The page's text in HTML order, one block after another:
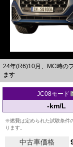
24年(R6)10月、MC時の
ます
JC08モード
-km/L
※燃費は定められた試験条件
ります。
中古車価格